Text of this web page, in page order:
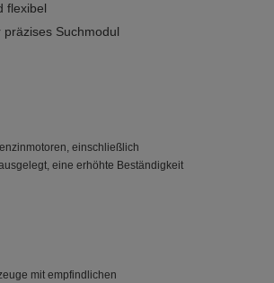
flexibel
Suchmodul
einschließlich
eine erhöhte Beständigkeit
mit empfindlichen